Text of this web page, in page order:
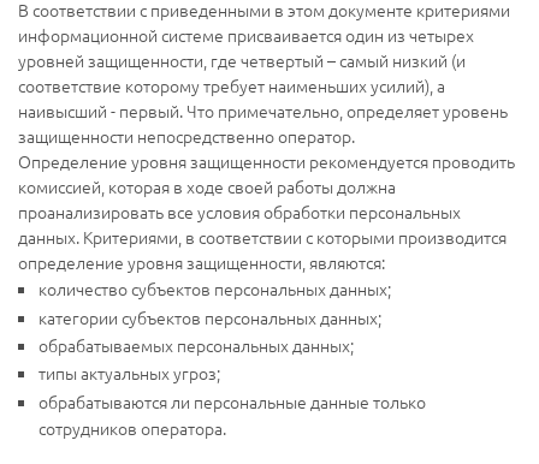
В соответствии с приведенными в этом документе критериями
информационной системе присваивается один из четырех
уровней защищенности, где четвертый – самый низкий (и
соответствие которому требует наименьших усилий), а
наивысший - первый. Что примечательно, определяет уровень
защищенности непосредственно оператор.
Определение уровня защищенности рекомендуется проводить
комиссией, которая в ходе своей работы должна
проанализировать все условия обработки персональных
данных. Критериями, в соответствии с которыми производится
определение уровня защищенности, являются:
количество субъектов персональных данных;
категории субъектов персональных данных;
обрабатываемых персональных данных;
типы актуальных угроз;
обрабатываются ли персональные данные только
сотрудников оператора.